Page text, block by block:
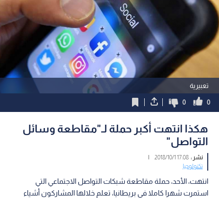
تعبيرية
0
0
هكذا انتهت أكبر حملة لـ"مقاطعة وسائل
التواصل"
نشر :17:08 2018/10/1
|
تكنولوجيا
انتهت، الأحد، حملة مقاطعة شبكات التواصل الاجتماعي التي
استمرت شهرا كاملا في بريطانيا، تعلم خلالها المشاركون أشياء